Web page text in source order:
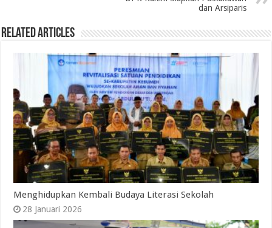
dan Arsiparis
Related Articles
Menghidupkan Kembali Budaya Literasi Sekolah
28 Januari 2026